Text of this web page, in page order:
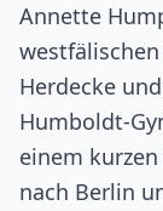
Annette
Herdecke
Humboldt-
einem
nach Berlin